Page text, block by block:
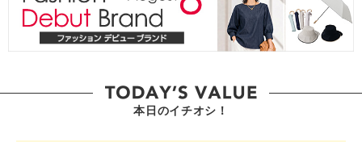
本日のイチオシ！